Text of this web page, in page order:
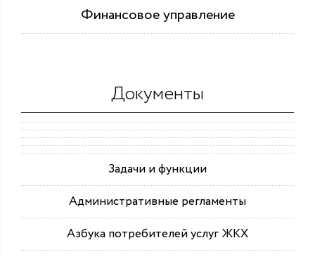
Финансовое управление
Документы
Задачи и функции
Административные регламенты
Азбука потребителей услуг ЖКХ